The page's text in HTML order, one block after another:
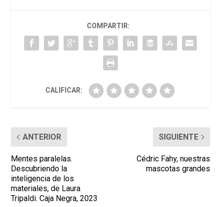
COMPARTIR:
CALIFICAR:
ANTERIOR
Mentes paralelas.
Descubriendo la
inteligencia de los
materiales, de Laura
Tripaldi. Caja Negra, 2023
SIGUIENTE
Cédric Fahy, nuestras
mascotas grandes